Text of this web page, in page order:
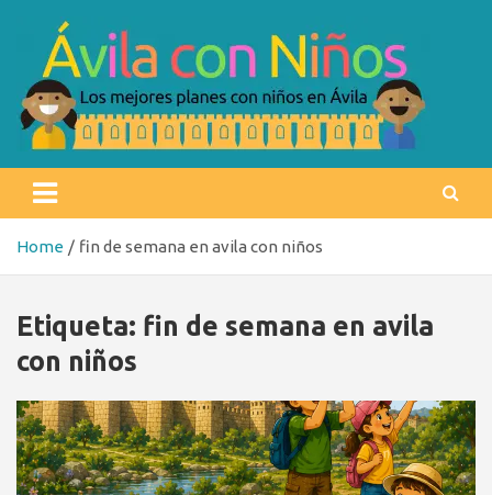
content
Ávila con niños
Home fin de semana en avila con niños
Etiqueta: fin de semana en avila
con niños